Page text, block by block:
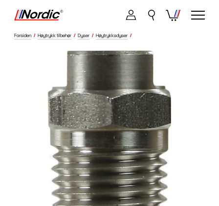
Forsiden / Høytrykk tilbehør / Dyser / Høytrykksdyser /